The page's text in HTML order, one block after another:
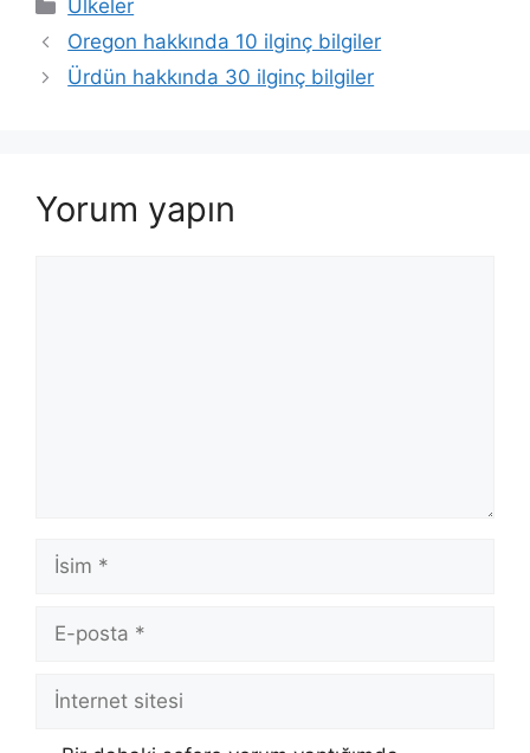
Ülkeler
Oregon hakkında 10 ilginç bilgiler
Ürdün hakkında 30 ilginç bilgiler
Yorum yapın
İsim
posta
İnternet